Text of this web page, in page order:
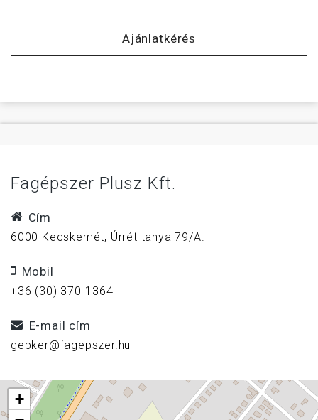
Ajánlatkérés
Fagépszer Plusz Kft.
Cím
6000 Kecskemét, Úrrét tanya 79/A.
Mobil
+36 (30) 370-1364
E-mail cím
gepker@fagepszer.hu
+